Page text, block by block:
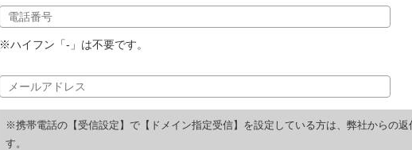
※ハイフン「-」は不要です。
※携帯電話の【受信設定】で【ドメイン指定受信】を設定している方は、弊社からの返
す。